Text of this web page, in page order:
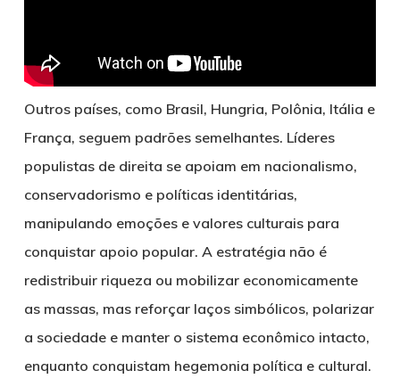
Outros países, como Brasil, Hungria, Polônia, Itália e
França, seguem padrões semelhantes. Líderes
populistas de direita se apoiam em nacionalismo,
conservadorismo e políticas identitárias,
manipulando emoções e valores culturais para
conquistar apoio popular. A estratégia não é
redistribuir riqueza ou mobilizar economicamente
as massas, mas reforçar laços simbólicos, polarizar
a sociedade e manter o sistema econômico intacto,
enquanto conquistam hegemonia política e cultural.